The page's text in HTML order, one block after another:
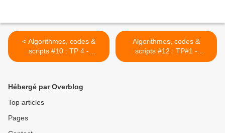
< Algorithmes, codes &
scripts #10 : TP 4 -
Séquence #1 - Calcul de
Algorithmes, codes &
scripts #12 : TP#1 -
Séquence #2 - Remise
Hébergé par Overblog
Top articles
Pages